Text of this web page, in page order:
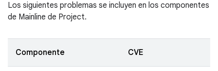
Los siguientes problemas se incluyen en los componentes
de Mainline de Project.
Componente CVE